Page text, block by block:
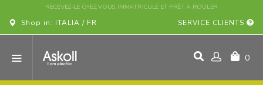
Shop in: ITALIA / FR SERVICE CLIENTS
0